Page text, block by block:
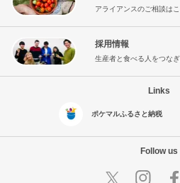
アライアンスのご相談は
採用情報
生産者と食べる人をつな
Links
ポケマルふるさと納税
Follow us